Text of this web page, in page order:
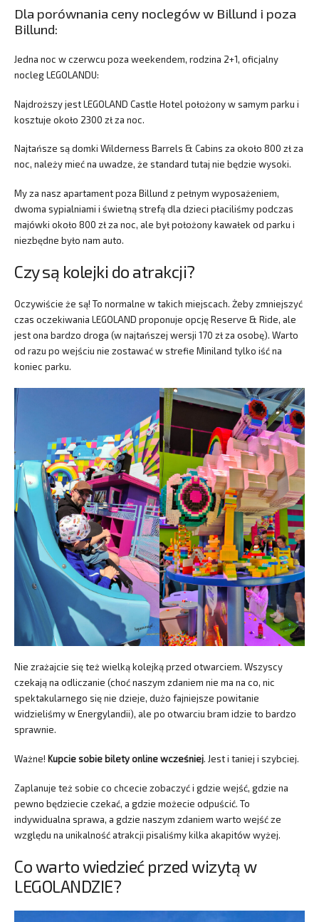
Dla porównania ceny noclegów w Billund i poza
Billund:
Jedna noc w czerwcu poza weekendem, rodzina 2+1, oficjalny
nocleg LEGOLANDU:
Najdroższy jest LEGOLAND Castle Hotel położony w samym parku i
kosztuje około 2300 zł za noc.
Najtańsze są domki Wilderness Barrels & Cabins za około 800 zł za
noc, należy mieć na uwadze, że standard tutaj nie będzie wysoki.
My za nasz apartament poza Billund z pełnym wyposażeniem,
dwoma sypialniami i świetną strefą dla dzieci płaciliśmy podczas
majówki około 800 zł za noc, ale był położony kawałek od parku i
niezbędne było nam auto.
Czy są kolejki do atrakcji?
Oczywiście że są! To normalne w takich miejscach. Żeby zmniejszyć
czas oczekiwania LEGOLAND proponuje opcję Reserve & Ride, ale
jest ona bardzo droga (w najtańszej wersji 170 zł za osobę). Warto
od razu po wejściu nie zostawać w strefie Miniland tylko iść na
koniec parku.
Nie zrażajcie się też wielką kolejką przed otwarciem. Wszyscy
czekają na odliczanie (choć naszym zdaniem nie ma na co, nic
spektakularnego się nie dzieje, dużo fajniejsze powitanie
widzieliśmy w Energylandii), ale po otwarciu bram idzie to bardzo
sprawnie.
Ważne! Kupcie sobie bilety online wcześniej. Jest i taniej i szybciej.
Zaplanuje też sobie co chcecie zobaczyć i gdzie wejść, gdzie na
pewno będziecie czekać, a gdzie możecie odpuścić. To
indywidualna sprawa, a gdzie naszym zdaniem warto wejść ze
względu na unikalność atrakcji pisaliśmy kilka akapitów wyżej.
Co warto wiedzieć przed wizytą w
LEGOLANDZIE?